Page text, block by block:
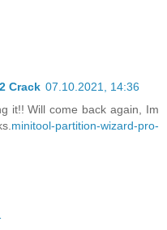
Crack 07.10.2021, 14:36
it!! Will come back again, Im
minitool-partition-wizard-pro-